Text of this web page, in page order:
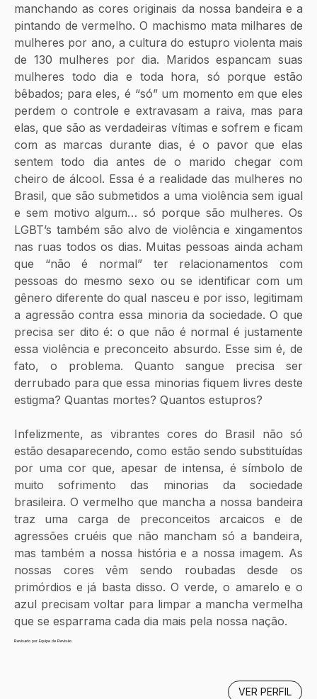
manchando as cores originais da nossa bandeira e a
pintando de vermelho. O machismo mata milhares de
mulheres por ano, a cultura do estupro violenta mais
de 130 mulheres por dia. Maridos espancam suas
mulheres todo dia e toda hora, só porque estão
bêbados; para eles, é “só” um momento em que eles
perdem o controle e extravasam a raiva, mas para
elas, que são as verdadeiras vítimas e sofrem e ficam
com as marcas durante dias, é o pavor que elas
sentem todo dia antes de o marido chegar com
cheiro de álcool. Essa é a realidade das mulheres no
Brasil, que são submetidos a uma violência sem igual
e sem motivo algum… só porque são mulheres. Os
LGBT’s também são alvo de violência e xingamentos
nas ruas todos os dias. Muitas pessoas ainda acham
que “não é normal” ter relacionamentos com
pessoas do mesmo sexo ou se identificar com um
gênero diferente do qual nasceu e por isso, legitimam
a agressão contra essa minoria da sociedade. O que
precisa ser dito é: o que não é normal é justamente
essa violência e preconceito absurdo. Esse sim é, de
fato, o problema. Quanto sangue precisa ser
derrubado para que essa minorias fiquem livres deste
estigma? Quantas mortes? Quantos estupros?
Infelizmente, as vibrantes cores do Brasil não só
estão desaparecendo, como estão sendo substituídas
por uma cor que, apesar de intensa, é símbolo de
muito sofrimento das minorias da sociedade
brasileira. O vermelho que mancha a nossa bandeira
traz uma carga de preconceitos arcaicos e de
agressões cruéis que não mancham só a bandeira,
mas também a nossa história e a nossa imagem. As
nossas cores vêm sendo roubadas desde os
primórdios e já basta disso. O verde, o amarelo e o
azul precisam voltar para limpar a mancha vermelha
que se esparrama cada dia mais pela nossa nação.
Revisado por Equipe de Revisão
VER PERFIL